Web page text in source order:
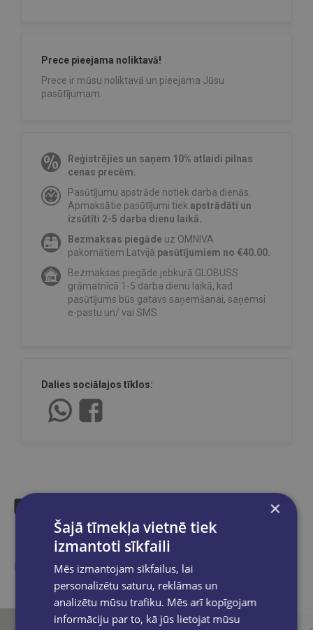
Prece pieejama noliktavā!
Prece ir mūsu noliktavā un pieejama Jūsu
pasūtījumam.
Reģistrējies un saņem 10% atlaidi pilnas
cenas precēm.
Pasūtījumu apstrāde notiek darba dienās.
Apmaksātie pasūtījumi tiek apstrādāti un
izsūtīti 2-5 darba dienu laikā.
Bezmaksas piegāde uz OMNIVA
pakomātiem Latvijā pasūtījumiem no €40.00.
Bezmaksas piegāde jebkurā GLOBUSS
grāmatnīcā 1-5 darba dienu laikā, kad
pasūtījums būs gatavs saņemšanai, saņemsi
e-pastu un/ vai SMS.
Dalies sociālajos tīklos:
Līdzīgas preces
Ieskaties, varbūt noder
×
Šajā tīmekļa vietnē tiek
izmantoti sīkfaili
Mēs izmantojam sīkfailus, lai
personalizētu saturu, reklāmas un
analizētu mūsu trafiku. Mēs arī kopīgojam
informāciju par to, kā jūs lietojat mūsu